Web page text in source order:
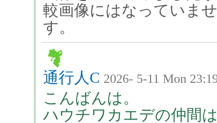
較画像にはなっていま
す。
通行人C 2026- 5-11 Mon
こんばんは。
ハウチワカエデの仲間